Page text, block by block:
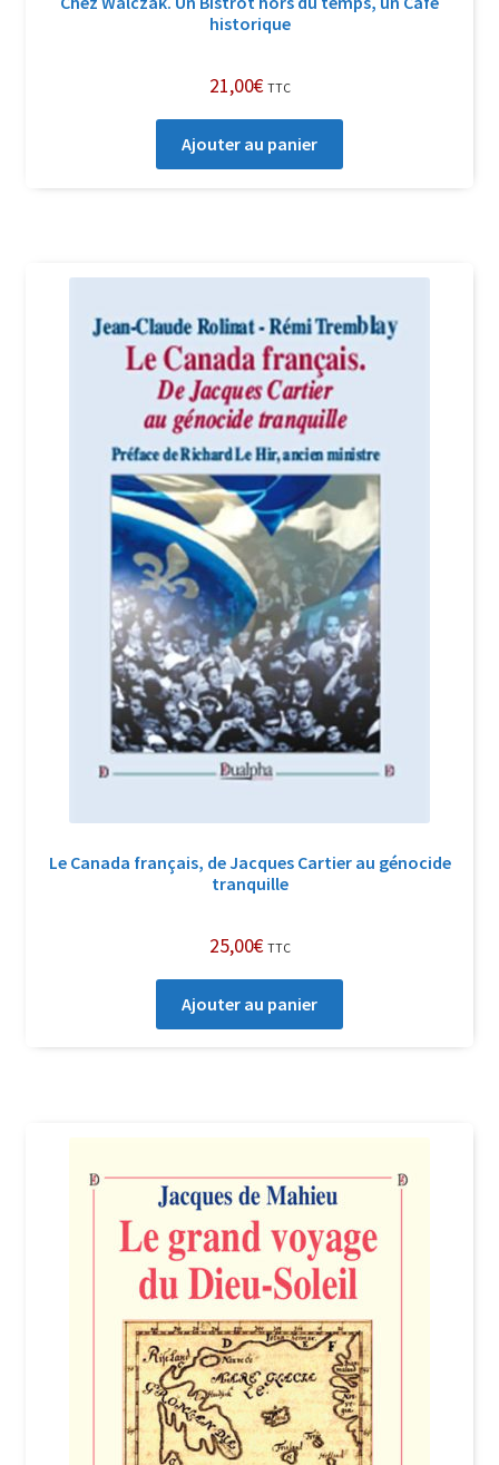
historique
21,00€ TTC
Ajouter au panier
Le Canada français, de Jacques Cartier au génocide
tranquille
25,00€ TTC
Ajouter au panier